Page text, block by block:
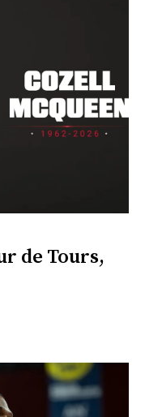
de Tours,